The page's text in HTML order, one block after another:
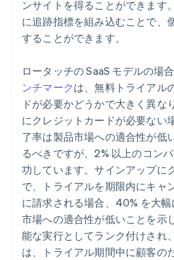
ンサイトを得ることができます
に追跡指標を組み込むことで、
することができます。
ロータッチの SaaS モデルの場
ンチマークは、無料トライアル
ドが必要かどうかで大きく異な
にクレジットカードが必要ない
了率は製品市場への適合性が低
るべきですが、2% 以上のコン
功しています。サインアップに
で、トライアルを期限内にキャ
に請求される場合、40% を大
市場への適合性が低いことを示
能な実行としてランク付けされ
は、トライアル期間中に顧客の